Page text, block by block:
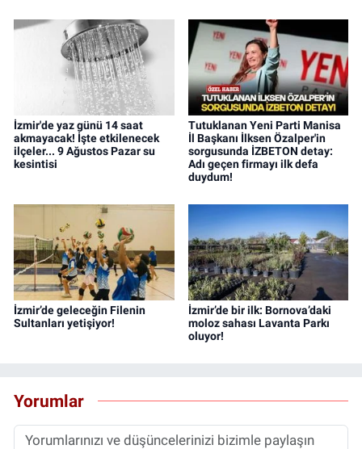
İzmir'de yaz günü 14 saat
akmayacak! İşte etkilenecek
ilçeler... 9 Ağustos Pazar su
kesintisi
Tutuklanan Yeni Parti Manisa
İl Başkanı İlksen Özalper'in
sorgusunda İZBETON detay:
Adı geçen firmayı ilk defa
duydum!
İzmir’de geleceğin Filenin
Sultanları yetişiyor!
İzmir’de bir ilk: Bornova’daki
moloz sahası Lavanta Parkı
oluyor!
Yorumlar